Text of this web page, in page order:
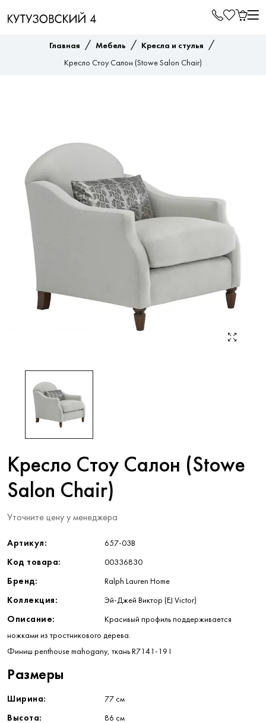
Главная / Мебель / Кресла и стулья /
Кресло Стоу Салон (Stowe Salon Chair)
Кресло Стоу Салон (Stowe
Salon Chair)
Уточните цену у менеджера
Артикул: 657-03B
Код товара: 00336830
Бренд: Ralph Lauren Home
Коллекция: Эй-Джей Виктор (EJ Victor)
Описание: Красивый профиль поддерживается
ножками из тростникового дерева.
Финиш penthouse mahogany, ткань R7141-19 I
Размеры
Ширина: 77 см
Высота: 86 см